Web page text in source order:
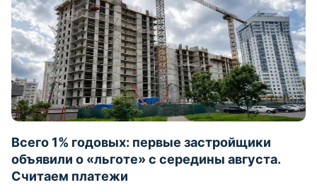
Всего 1% годовых: первые застройщики
объявили о «льготе» с середины августа.
Считаем платежи